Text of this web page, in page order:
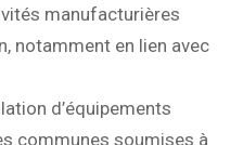
manufacturières
notamment en lien avec
d’équipements
communes soumises à